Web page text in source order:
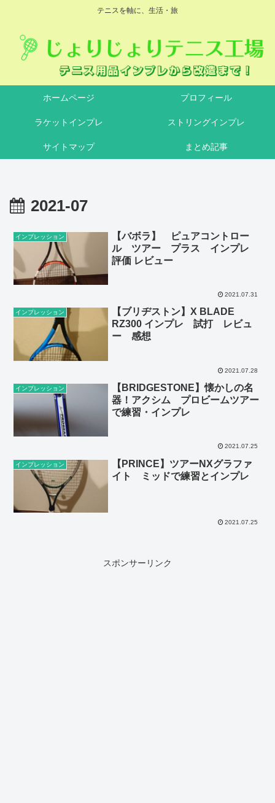
テニスを軸に、生活・旅
ホームページ プロフィール
ラケットインプレ ストリングインプレ
サイトマップ まとめ記事
2021-07
インプレッション
【バボラ】 ピュアコントロー
ル ツアー プラス インプレ
評価 レビュー
2021.07.31
インプレッション
【ブリヂストン】X BLADE
RZ300 インプレ 試打 レビュ
ー 感想
2021.07.28
インプレッション
【BRIDGESTONE】懐かしの名
器！アクシム プロビームツアー
で練習・インプレ
2021.07.25
インプレッション
【PRINCE】ツアーNXグラファ
イト ミッドで練習とインプレ
2021.07.25
スポンサーリンク